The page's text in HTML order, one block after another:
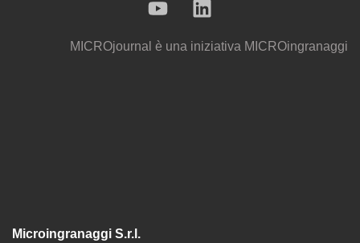
MICROjournal è una iniziativa MICROingranaggi
Microingranaggi S.r.l.